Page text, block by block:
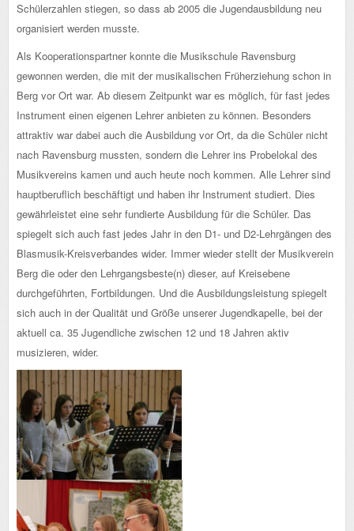
Schülerzahlen stiegen, so dass ab 2005 die Jugendausbildung neu
organisiert werden musste.
Als Kooperationspartner konnte die Musikschule Ravensburg
gewonnen werden, die mit der musikalischen Früherziehung schon in
Berg vor Ort war. Ab diesem Zeitpunkt war es möglich, für fast jedes
Instrument einen eigenen Lehrer anbieten zu können. Besonders
attraktiv war dabei auch die Ausbildung vor Ort, da die Schüler nicht
nach Ravensburg mussten, sondern die Lehrer ins Probelokal des
Musikvereins kamen und auch heute noch kommen. Alle Lehrer sind
hauptberuflich beschäftigt und haben ihr Instrument studiert. Dies
gewährleistet eine sehr fundierte Ausbildung für die Schüler. Das
spiegelt sich auch fast jedes Jahr in den D1- und D2-Lehrgängen des
Blasmusik-Kreisverbandes wider. Immer wieder stellt der Musikverein
Berg die oder den Lehrgangsbeste(n) dieser, auf Kreisebene
durchgeführten, Fortbildungen. Und die Ausbildungsleistung spiegelt
sich auch in der Qualität und Größe unserer Jugendkapelle, bei der
aktuell ca. 35 Jugendliche zwischen 12 und 18 Jahren aktiv
musizieren, wider.